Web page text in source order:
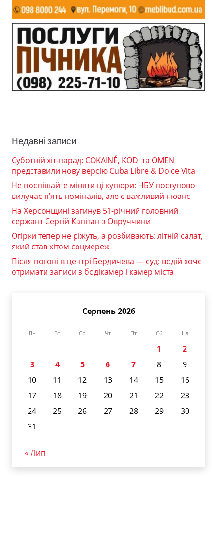
Недавні записи
Суботній хіт-парад: COKAINÉ, KODI та OMEN
представили нову версію Cuba Libre & Dolce Vita
Не поспішайте міняти ці купюри: НБУ поступово
вилучає п’ять номіналів, але є важливий нюанс
На Херсонщині загинув 51-річний головний
сержант Сергій Капітан з Овруччини
Огірки тепер не ріжуть, а розбивають: літній салат,
який став хітом соцмереж
Після погоні в центрі Бердичева — суд: водій хоче
отримати записи з бодікамер і камер міста
Серпень 2026
Пн Вт Ср Чт Пт Сб Нд
1
2
3
4 5 6 7 8
9
10
11 12 13 14 15
16
17
18 19 20 21 22
23
24
25 26 27 28 29
30
31
« Лип